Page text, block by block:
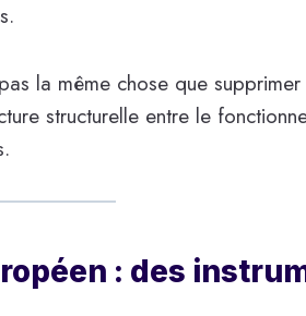
la même chose que
structurelle entre le
: des